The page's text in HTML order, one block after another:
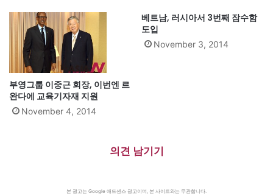
부영그룹 이중근 회장, 이번엔 르
완다에 교육기자재 지원
November 4, 2014
베트남, 러시아서 3번째 잠수함
도입
November 3, 2014
의견 남기기
본 광고는 Google 애드센스 광고이며, 본 사이트와는 무관합니다.